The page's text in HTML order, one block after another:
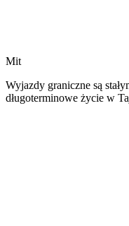
Mit
Wyjazdy graniczne są
długoterminowe życie w